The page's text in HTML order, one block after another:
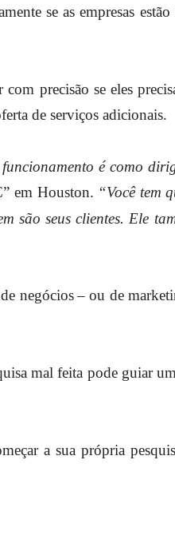
se as empresas
com precisão se eles
de serviços adicionais.
é como
em Houston. “Você tem
são seus clientes. Ele
negócios – ou de
mal feita pode guiar
a sua própria